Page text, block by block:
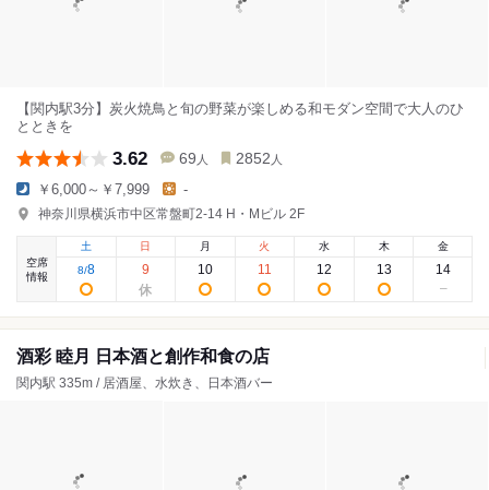
【関内駅3分】炭火焼鳥と旬の野菜が楽しめる和モダン空間で大人のひ
とときを
3.62 69 人 2852 人
￥6,000～￥7,999 -
神奈川県横浜市中区常盤町2-14 H・Mビル 2F
空席
情報
土
8/8
日
9
月
10
火
11
水
12
木
13
金
14
酒彩 睦月 日本酒と創作和食の店
関内駅 335m / 居酒屋、水炊き、日本酒バー